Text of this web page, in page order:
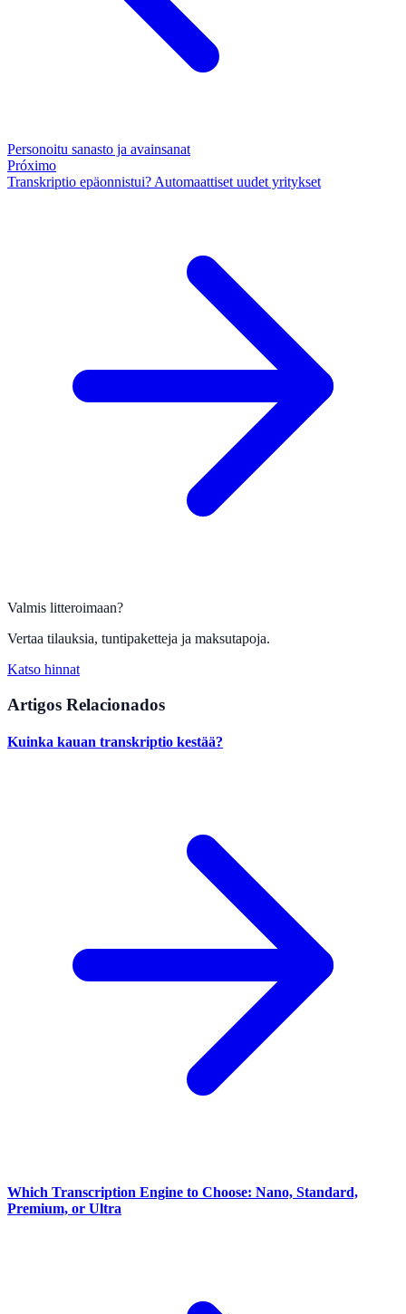
Personoitu sanasto ja avainsanat
Próximo
Transkriptio epäonnistui? Automaattiset uudet yritykset
Valmis litteroimaan?
Vertaa tilauksia, tuntipaketteja ja maksutapoja.
Katso hinnat
Artigos Relacionados
Kuinka kauan transkriptio kestää?
Which Transcription Engine to Choose: Nano, Standard,
Premium, or Ultra